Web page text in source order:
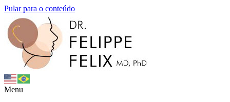
Pular para o conteúdo
Menu